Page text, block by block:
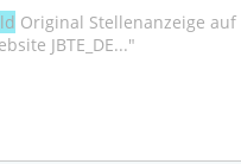
Original Stellenanzeige auf
JBTE_DE..."